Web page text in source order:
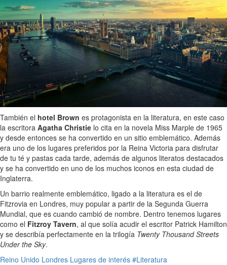
También el hotel Brown es protagonista en la literatura, en este caso
la escritora Agatha Christie lo cita en la novela Miss Marple de 1965
y desde entonces se ha convertido en un sitio emblemático. Además
era uno de los lugares preferidos por la Reina Victoria para disfrutar
de tu té y pastas cada tarde, además de algunos literatos destacados
y se ha convertido en uno de los muchos iconos en esta ciudad de
Inglaterra.
Un barrio realmente emblemático, ligado a la literatura es el de
Fitzrovia en Londres, muy popular a partir de la Segunda Guerra
Mundial, que es cuando cambió de nombre. Dentro tenemos lugares
como el Fitzroy Tavern, al que solía acudir el escritor Patrick Hamilton
y se describía perfectamente en la trilogía Twenty Thousand Streets
Under the Sky.
Reino Unido Londres Lugares de interés #Literatura